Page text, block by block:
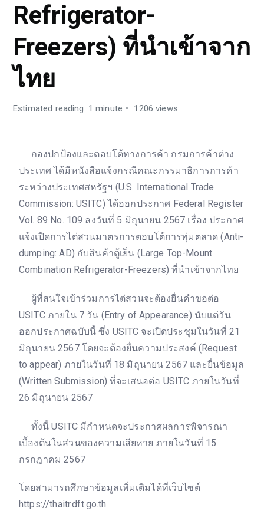
Refrigerator-
Freezers) ที่นำเข้าจาก
ไทย
Estimated reading: 1 minute 1206 views
กองปกป้องและตอบโต้ทางการค้า กรมการค้าต่าง
ประเทศ ได้มีหนังสือแจ้งกรณีคณะกรรมาธิการการค้า
ระหว่างประเทศสหรัฐฯ (U.S. International Trade
Commission: USITC) ได้ออกประกาศ Federal Register
Vol. 89 No. 109 ลงวันที่ 5 มิถุนายน 2567 เรื่อง ประกาศ
แจ้งเปิดการไต่สวนมาตรการตอบโต้การทุ่มตลาด (Anti-
dumping: AD) กับสินค้าตู้เย็น (Large Top-Mount
Combination Refrigerator-Freezers) ที่นำเข้าจากไทย
ผู้ที่สนใจเข้าร่วมการไต่สวนจะต้องยื่นคำขอต่อ
USITC ภายใน 7 วัน (Entry of Appearance) นับแต่วัน
ออกประกาศฉบับนี้ ซึ่ง USITC จะเปิดประชุมในวันที่ 21
มิถุนายน 2567 โดยจะต้องยื่นความประสงค์ (Request
to appear) ภายในวันที่ 18 มิถุนายน 2567 และยื่นข้อมูล
(Written Submission) ที่จะเสนอต่อ USITC ภายในวันที่
26 มิถุนายน 2567
ทั้งนี้ USITC มีกำหนดจะประกาศผลการพิจารณา
เบื้องต้นในส่วนของความเสียหาย ภายในวันที่ 15
กรกฎาคม 2567
โดยสามารถศึกษาข้อมูลเพิ่มเติมได้ที่เว็บไซต์
https://thaitr.dft.go.th